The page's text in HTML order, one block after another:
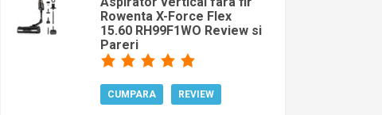
Rowenta X-Force Flex
15.60 RH99F1WO Review si
Pareri
CUMPARA REVIEW